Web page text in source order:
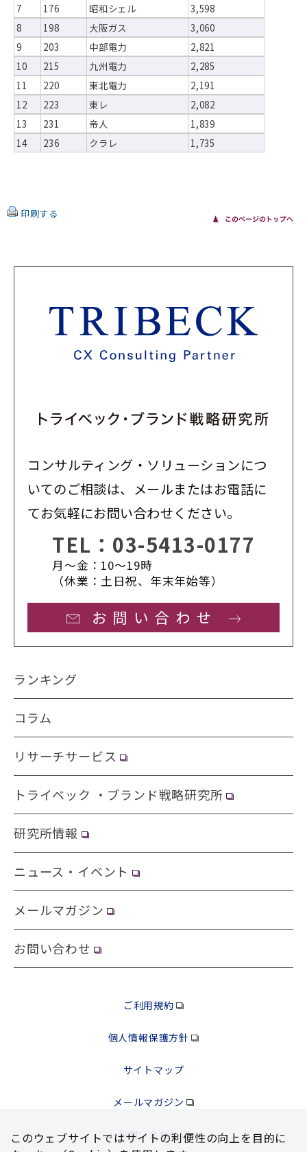
7
176 昭和シェル
3,598
8
198 大阪ガス
3,060
9
203 中部電力
2,821
10
215 九州電力
2,285
11
220 東北電力
2,191
12
223 東レ
2,082
13
231 帝人
1,839
14
236 クラレ 1,735
印刷する
コンサルティング・ソリューションにつ
いてのご相談は、メールまたはお電話に
てお気軽にお問い合わせください。
TEL： 03-5413-0177
月〜金：10〜19時
（休業：土日祝、年末年始等）
お問い合わせ
ランキング
コラム
リサーチサービス
トライベック ・ブランド戦略研究所
研究所情報
ニュース・イベント
メールマガジン
お問い合わせ
ご利用規約
個人情報保護方針
サイトマップ
メールマガジン
お問い合わせ
このウェブサイトではサイトの利便性の向上を⽬的に